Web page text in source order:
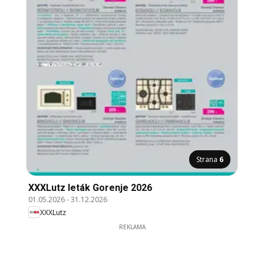
Strana 6
XXXLutz leták Gorenje 2026
01.05.2026-31.12.2026
XXXLutz
REKLAMA